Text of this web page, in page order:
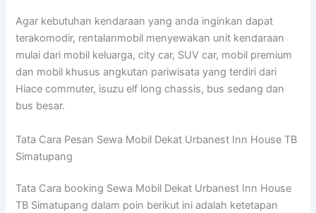
Agar kebutuhan kendaraan yang anda inginkan dapat
terakomodir, rentalanmobil menyewakan unit kendaraan
mulai dari mobil keluarga, city car, SUV car, mobil premium
dan mobil khusus angkutan pariwisata yang terdiri dari
Hiace commuter, isuzu elf long chassis, bus sedang dan
bus besar.
Tata Cara Pesan Sewa Mobil Dekat Urbanest Inn House TB
Simatupang
Tata Cara booking Sewa Mobil Dekat Urbanest Inn House
TB Simatupang dalam poin berikut ini adalah ketetapan